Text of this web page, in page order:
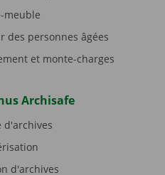
meuble
des personnes âgées
et monte-charges
Archisafe
d'archives
d'archives